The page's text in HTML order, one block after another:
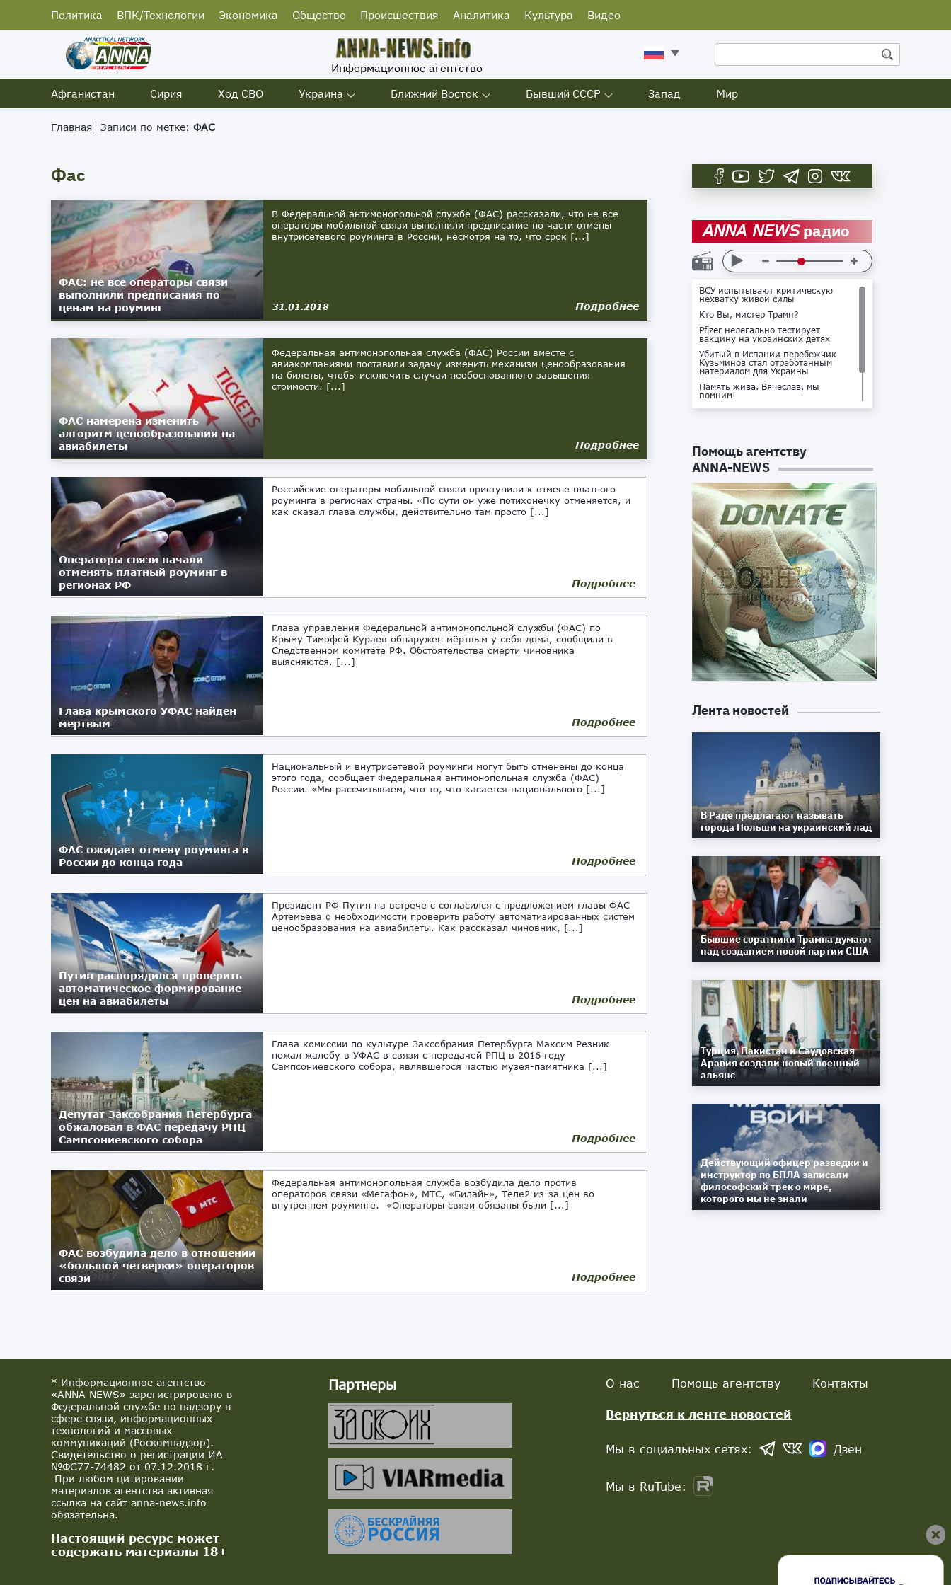
Политика ВПК/Технологии Экономика Общество Происшествия Аналитика Культура Видео
Информационное агентство
Афганистан
Сирия Ход СВО Украина Ближний Восток Бывший СССР Запад Мир
Главная Записи по метке: ФАС
Фас
ФАС: не все операторы связи
выполнили предписания по
ценам на роуминг
В Федеральной антимонопольной службе (ФАС) рассказали, что не все
операторы мобильной связи выполнили предписание по части отмены
внутрисетевого роуминга в России, несмотря на то, что срок [...]
31.01.2018 Подробнее
ФАС намерена изменить
алгоритм ценообразования на
авиабилеты
Федеральная антимонопольная служба (ФАС) России вместе с
авиакомпаниями поставили задачу изменить механизм ценообразования
на билеты, чтобы исключить случаи необоснованного завышения
стоимости. [...]
Подробнее
Операторы связи начали
отменять платный роуминг в
регионах РФ
Российские операторы мобильной связи приступили к отмене платного
роуминга в регионах страны. «По сути он уже потихонечку отменяется, и
как сказал глава службы, действительно там просто [...]
20.12.2017 Подробнее
Глава крымского УФАС найден
мертвым
Глава управления Федеральной антимонопольной службы (ФАС) по
Крыму Тимофей Кураев обнаружен мёртвым у себя дома, сообщили в
Следственном комитете РФ. Обстоятельства смерти чиновника
выясняются. [...]
08.11.2017 Подробнее
ФАС ожидает отмену роуминга в
России до конца года
Национальный и внутрисетевой роуминги могут быть отменены до конца
этого года, сообщает Федеральная антимонопольная служба (ФАС)
России. «Мы рассчитываем, что то, что касается национального [...]
26.10.2017 Подробнее
Путин распорядился проверить
автоматическое формирование
цен на авиабилеты
Президент РФ Путин на встрече с согласился с предложением главы ФАС
Артемьева о необходимости проверить работу автоматизированных систем
ценообразования на авиабилеты. Как рассказал чиновник, [...]
16.08.2017 Подробнее
Депутат Заксобрания Петербурга
обжаловал в ФАС передачу РПЦ
Сампсониевского собора
Глава комиссии по культуре Заксобрания Петербурга Максим Резник
пожал жалобу в УФАС в связи с передачей РПЦ в 2016 году
Сампсониевского собора, являвшегося частью музея-памятника [...]
11.08.2017 Подробнее
ФАС возбудила дело в отношении
«большой четверки» операторов
связи
Федеральная антимонопольная служба возбудила дело против
операторов связи «Мегафон», МТС, «Билайн», Теле2 из-за цен во
внутреннем роуминге. «Операторы связи обязаны были [...]
31.07.2017 Подробнее
ANNA NEWSрадио
ВСУ испытывают критическую
нехватку живой силы
Кто Вы, мистер Трамп?
Pfizer нелегально тестирует
вакцину на украинских детях
Убитый в Испании перебежчик
Кузьминов стал отработанным
материалом для Украины
Память жива. Вячеслав, мы
помним!
Не доставайся ты никому!
Помощь агентству
ANNA-NEWS
Лента новостей
В Раде предлагают называть
города Польши на украинский лад
Бывшие соратники Трампа думают
над созданием новой партии США
Турция, Пакистан и Саудовская
Аравия создали новый военный
альянс
Действующий офицер разведки и
инструктор по БПЛА записали
философский трек о мире,
которого мы не знали
* Информационное агентство
«ANNA NEWS» зарегистрировано в
Федеральной службе по надзору в
сфере связи, информационных
технологий и массовых
коммуникаций (Роскомнадзор).
Свидетельство о регистрации ИА
№ФС77-74482 от 07.12.2018 г.
При любом цитировании
материалов агентства активная
ссылка на сайт anna-news.info
обязательна.
Настоящий ресурс может
содержать материалы 18+
Партнеры О нас Помощь агентству Контакты
Вернуться к ленте новостей
Мы в социальных сетях: Дзен
Мы в RuTube: